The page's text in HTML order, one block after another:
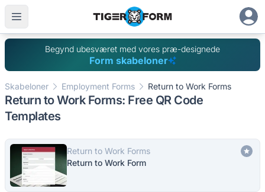
Begynd ubesværet med vores præ-designede
Form skabeloner
Skabeloner Employment Forms Return to Work Forms
Return to Work Forms: Free QR Code
Templates
Return to Work Forms
Return to Work Form